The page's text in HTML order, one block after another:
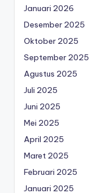
Januari 2026
Desember 2025
Oktober 2025
September 2025
Agustus 2025
Juli 2025
Juni 2025
Mei 2025
April 2025
Maret 2025
Februari 2025
Januari 2025